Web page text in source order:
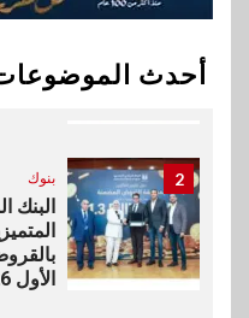
أحدث
اقتصاد
2 بنوك
البنك
الأول 2026